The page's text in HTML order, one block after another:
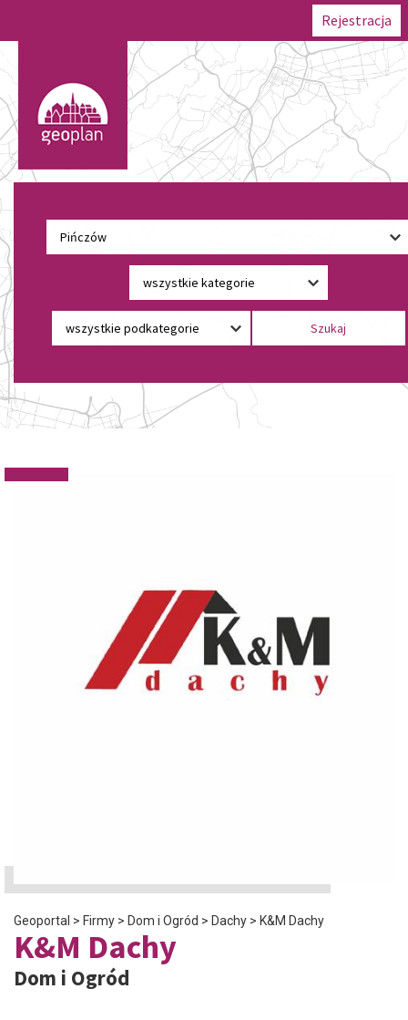
Rejestracja
Geoportal > Firmy > Dom i Ogród > Dachy > K&M Dachy
K&M Dachy
Dom i Ogród